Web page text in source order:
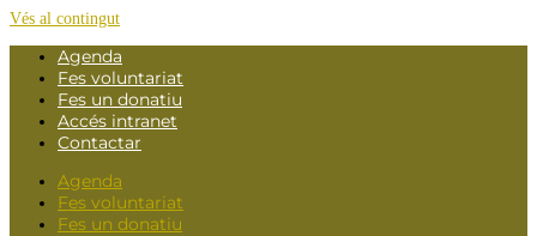
Vés al contingut
Agenda
Fes voluntariat
Fes un donatiu
Accés intranet
Contactar
Agenda
Fes voluntariat
Fes un donatiu